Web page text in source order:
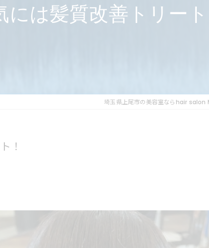
には髪質改善トリート
埼玉県上尾市の美容室ならhair salon
！